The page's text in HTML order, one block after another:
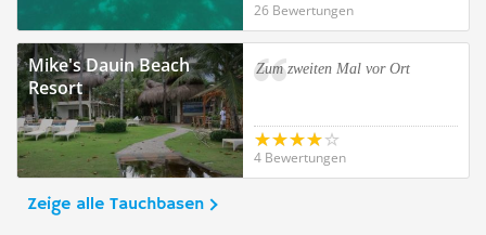
26 Bewertungen
Mike's Dauin Beach
Resort
Zum zweiten Mal vor Ort
4 Bewertungen
Zeige alle Tauchbasen